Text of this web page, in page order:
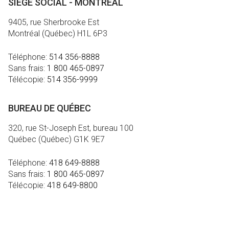
SIÈGE SOCIAL - MONTRÉAL
9405, rue Sherbrooke Est
Montréal (Québec) H1L 6P3
Téléphone: 514 356-8888
Sans frais: 1 800 465-0897
Télécopie: 514 356-9999
BUREAU DE QUÉBEC
320, rue St-Joseph Est, bureau 100
Québec (Québec) G1K 9E7
Téléphone: 418 649-8888
Sans frais: 1 800 465-0897
Télécopie: 418 649-8800